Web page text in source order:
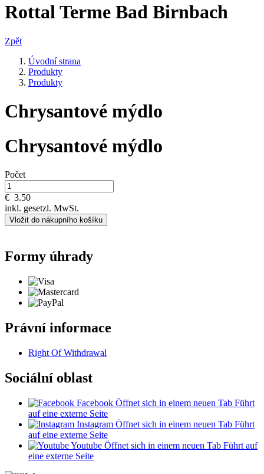
Rottal Terme Bad Birnbach
Zpět
Úvodní strana
Produkty
Produkty
Chrysantové mýdlo
Chrysantové mýdlo
Počet
€ 3.50
inkl. gesetzl. MwSt.
Vložit do nákupního košíku
Formy úhrady
Právní informace
Right Of Withdrawal
Sociální oblast
Facebook Öffnet sich in einem neuen Tab Führt
auf eine externe Seite
Instagram Öffnet sich in einem neuen Tab Führt
auf eine externe Seite
Youtube Öffnet sich in einem neuen Tab Führt auf
eine externe Seite